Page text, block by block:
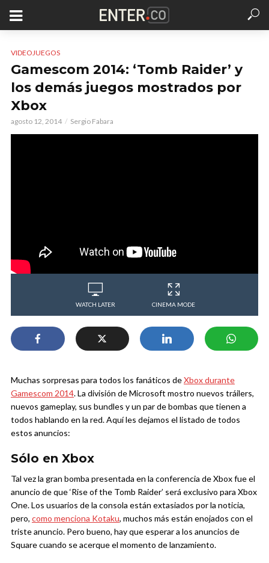
VIDEOJUEGOS
Gamescom 2014: ‘Tomb Raider’ y
los demás juegos mostrados por
Xbox
agosto 12, 2014 Sergio Fabara
WATCH LATER CINEMA MODE
Muchas sorpresas para todos los fanáticos deXbox durante
Gamescom 2014. La división de Microsoft mostro nuevos tráilers,
nuevos gameplay, sus bundles y un par de bombas que tienen a
todos hablando en la red. Aquí les dejamos el listado de todos
estos anuncios:
Sólo en Xbox
Tal vez la gran bomba presentada en la conferencia de Xbox fue el
anuncio de que ‘Rise of the Tomb Raider’ será exclusivo para Xbox
One. Los usuarios de la consola están extasiados por la noticia,
pero, como menciona Kotaku, muchos más están enojados con el
triste anuncio. Pero bueno, hay que esperar a los anuncios de
Square cuando se acerque el momento de lanzamiento.